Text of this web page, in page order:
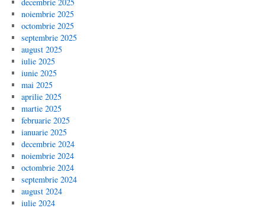
noiembrie 2025
octombrie 2025
septembrie 2025
august 2025
iulie 2025
iunie 2025
mai 2025
aprilie 2025
martie 2025
februarie 2025
ianuarie 2025
decembrie 2024
noiembrie 2024
octombrie 2024
septembrie 2024
august 2024
iulie 2024